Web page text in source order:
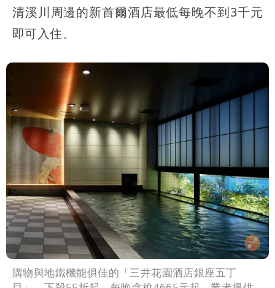
清溪川周邊的新首爾酒店最低每晚不到3千元
即可入住。
購物與地鐵機能俱佳的「三井花園酒店銀座五丁